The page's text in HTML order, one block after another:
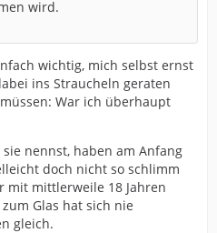
wird.
wichtig, mich selbst ernst
ins Straucheln geraten
War ich überhaupt
nennst, haben am Anfang
doch nicht so schlimm
mit mittlerweile 18 Jahren
Glas hat sich nie
gleich.